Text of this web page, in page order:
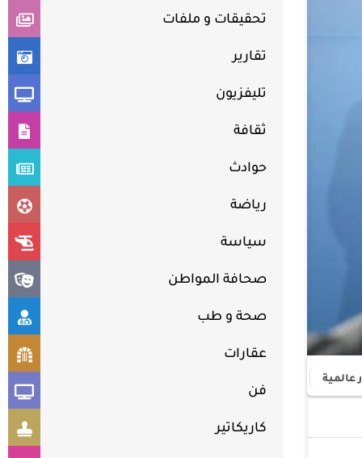
عالمية
تحقيقات و ملفات
تقارير
تليفزيون
ثقافة
حوادث
رياضة
سياسة
صحافة المواطن
صحة و طب
عقارات
فن
كاريكاتير